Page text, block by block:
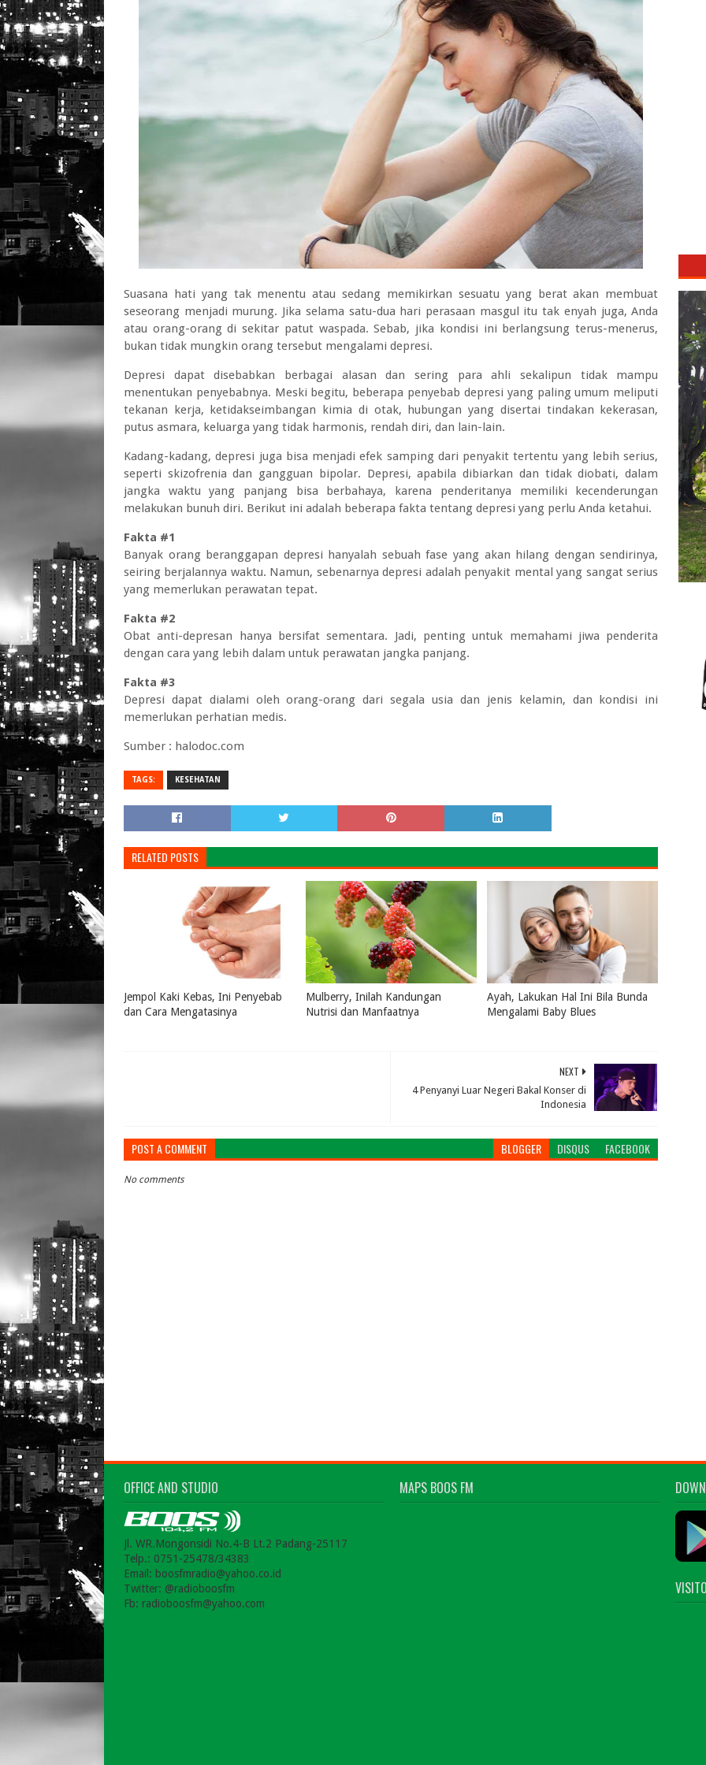
Suasana hati yang tak menentu atau sedang memikirkan sesuatu yang berat akan membuat
seseorang menjadi murung. Jika selama satu-dua hari perasaan masgul itu tak enyah juga, Anda
atau orang-orang di sekitar patut waspada. Sebab, jika kondisi ini berlangsung terus-menerus,
bukan tidak mungkin orang tersebut mengalami depresi.
Depresi dapat disebabkan berbagai alasan dan sering para ahli sekalipun tidak mampu
menentukan penyebabnya. Meski begitu, beberapa penyebab depresi yang paling umum meliputi
tekanan kerja, ketidakseimbangan kimia di otak, hubungan yang disertai tindakan kekerasan,
putus asmara, keluarga yang tidak harmonis, rendah diri, dan lain-lain.
Kadang-kadang, depresi juga bisa menjadi efek samping dari penyakit tertentu yang lebih serius,
seperti skizofrenia dan gangguan bipolar. Depresi, apabila dibiarkan dan tidak diobati, dalam
jangka waktu yang panjang bisa berbahaya, karena penderitanya memiliki kecenderungan
melakukan bunuh diri. Berikut ini adalah beberapa fakta tentang depresi yang perlu Anda ketahui.
Fakta #1
Banyak orang beranggapan depresi hanyalah sebuah fase yang akan hilang dengan sendirinya,
seiring berjalannya waktu. Namun, sebenarnya depresi adalah penyakit mental yang sangat serius
yang memerlukan perawatan tepat.
Fakta #2
Obat anti-depresan hanya bersifat sementara. Jadi, penting untuk memahami jiwa penderita
dengan cara yang lebih dalam untuk perawatan jangka panjang.
Fakta #3
Depresi dapat dialami oleh orang-orang dari segala usia dan jenis kelamin, dan kondisi ini
memerlukan perhatian medis.
Sumber : halodoc.com
TAGS: KESEHATAN
RELATED POSTS
Jempol Kaki Kebas, Ini Penyebab
dan Cara Mengatasinya
Mulberry, Inilah Kandungan
Nutrisi dan Manfaatnya
Ayah, Lakukan Hal Ini Bila Bunda
Mengalami Baby Blues
NEXT
4 Penyanyi Luar Negeri Bakal Konser di
Indonesia
POST A COMMENT BLOGGER DISQUS FACEBOOK
No comments
OFFICE AND STUDIO
Jl. WR.Mongonsidi No.4-B Lt.2 Padang-25117
Telp.: 0751-25478/34383
Email: boosfmradio@yahoo.co.id
Twitter: @radioboosfm
Fb: radioboosfm@yahoo.com
MAPS BOOS FM